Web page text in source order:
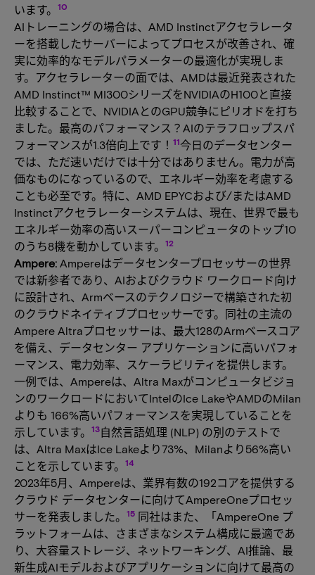
います。
10
AIトレーニングの場合は、AMD Instinctアクセラレータ
ーを搭載したサーバーによってプロセスが改善され、確
実に効率的なモデルパラメーターの最適化が実現しま
す。アクセラレーターの面では、AMDは最近発表された
AMD Instinct™ MI300シリーズをNVIDIAのH100と直接
比較することで、NVIDIAとのGPU競争にピリオドを打ち
ました。最高のパフォーマンス？AIのテラフロップスパ
フォーマンスが1.3倍向上です！ 11今日のデータセンター
では、ただ速いだけでは十分ではありません。電力が高
価なものになっているので、エネルギー効率を考慮する
ことも必至です。特に、AMD EPYCおよび/またはAMD
Instinctアクセラレーターシステムは、現在、世界で最も
エネルギー効率の高いスーパーコンピュータのトップ10
のうち8機を動かしています。
12
Ampere: Ampereはデータセンタープロセッサーの世界
では新参者であり、AIおよびクラウド ワークロード向け
に設計され、Armベースのテクノロジーで構築された初
のクラウドネイティブプロセッサーです。同社の主流の
Ampere Altraプロセッサーは、最大128のArmベースコア
を備え、データセンター アプリケーションに高いパフォ
ーマンス、電力効率、スケーラビリティを提供します。
一例では、Ampereは、Altra Maxがコンピュータビジョ
ンのワークロードにおいてIntelのIce LakeやAMDのMilan
よりも 166%高いパフォーマンスを実現していることを
示しています。
13自然言語処理 (NLP) の別のテストで
は、Altra MaxはIce Lakeより73%、Milanより56%高い
ことを示しています。
14
2023年5月、Ampereは、業界有数の192コアを提供する
クラウド データセンターに向けてAmpereOneプロセッ
サーを発表しました。
15 同社はまた、「AmpereOne プ
ラットフォームは、さまざまなシステム構成に最適であ
り、大容量ストレージ、ネットワーキング、AI推論、最
新生成AIモデルおよびアプリケーションに向けて最高の